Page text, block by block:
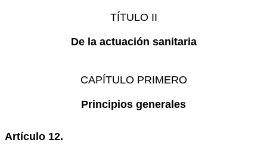
TÍTULO II
De la actuación sanitaria
CAPÍTULO PRIMERO
Principios generales
Artículo 12.